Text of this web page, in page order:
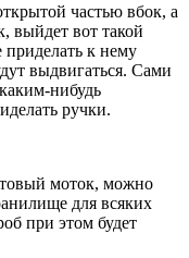
частью вбок, а
выйдет вот такой
к нему
выдвигаться. Сами
нибудь
ручки.
моток, можно
для всяких
при этом будет